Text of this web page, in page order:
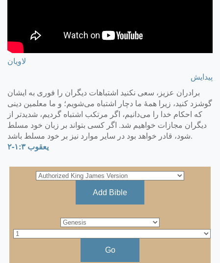
لاویان
پیدایش
برادران عزيز، سعی نكنيد اشتباهات ديگران را فوری به ايشان
گوشزد كنيد، زيرا همهٔ ما دچار اشتباه می‌شويم؛ و ما معلمين دينی
كه احكام خدا را می‌دانيم، اگر مرتكب اشتباه گرديم، شديدتر از
ديگران مجازات خواهيم شد. اگر كسی بتواند بر زبان خود مسلط
شود، قادر خواهد بود در ساير موارد نيز بر خود مسلط باشد.
يعقوب ۳:‏۱-‏۲
Add Bible
Go